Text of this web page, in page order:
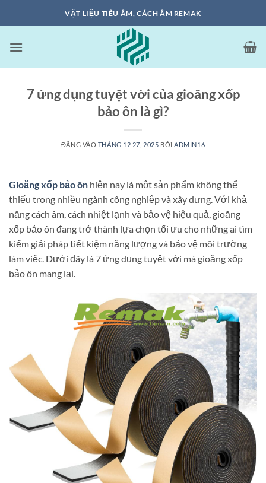
dung
VẬT LIỆU TIÊU ÂM, CÁCH ÂM REMAK
7 ứng dụng tuyệt vời của gioăng xốp
bảo ôn là gì?
ĐĂNG VÀO THÁNG 12 27, 2025 BỞIADMIN16
Gioăng xốp bảo ôn hiện nay là một sản phẩm không thể
thiếu trong nhiều ngành công nghiệp và xây dựng. Với khả
năng cách âm, cách nhiệt lạnh và bảo vệ hiệu quả, gioăng
xốp bảo ôn đang trở thành lựa chọn tối ưu cho những ai tìm
kiếm giải pháp tiết kiệm năng lượng và bảo vệ môi trường
làm việc. Dưới đây là 7 ứng dụng tuyệt vời mà gioăng xốp
bảo ôn mang lại.